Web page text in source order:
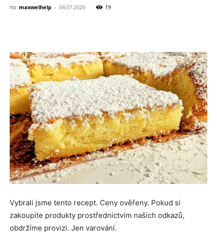
по maxwelhelp - 04.07.2026 19
Vybrali jsme tento recept. Ceny ověřeny. Pokud si
zakoupíte produkty prostřednictvím našich odkazů,
obdržíme provizi. Jen varování.